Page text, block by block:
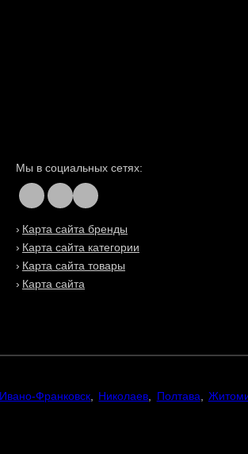
Мы в социальных сетях:
Карта сайта бренды
Карта сайта категории
Карта сайта товары
Карта сайта
Ивано-Франковск Николаев Полтава